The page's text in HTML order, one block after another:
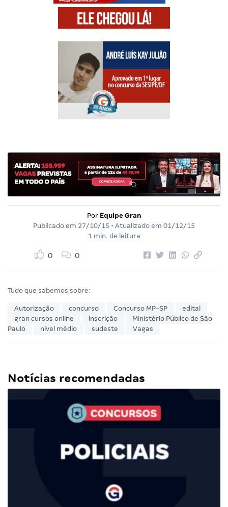
Por Equipe Gran
Publicado em 27/10/15 • Atualizado em 01/12/15
1 min. de leitura
0 0
Tudo que sabemos sobre:
Autorização concurso Concurso MP-SP
edital
gran cursos online
inscrição
Ministério Público de São
Paulo
nível médio sudeste Vagas
Notícias recomendadas